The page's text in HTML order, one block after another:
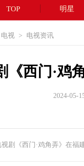
TOP 明星
电视 > 电视资讯
《西门·鸡
2024-05-
剧《西门·鸡角弄》在福